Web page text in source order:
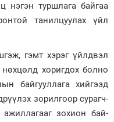
нэгэн туршлага байгаа
танилцуулах үйл
гэмт хэрэг үйлдвэл
хоригдох болно
байгууллага хийгээд
зо­рил­гоор су­рагч­
зо­хион бай­